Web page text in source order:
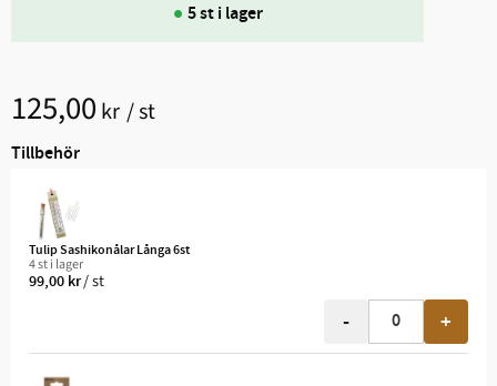
125,00 kr /st
Tillbehör
Tulip Sashikonålar Långa 6st
4 st i lager
99,00 kr/st
+
-
5 st i lager